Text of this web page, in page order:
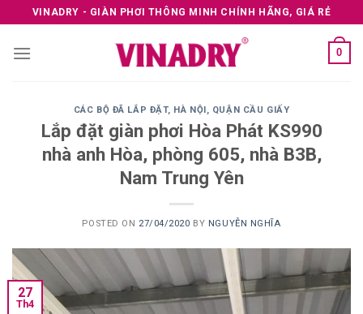
to
content
VINADRY - GIÀN PHƠI THÔNG MINH CHÍNH HÃNG, GIÁ RẺ
0
CÁC BỘ ĐÃ LẮP ĐẶT, HÀ NỘI, QUẬN CẦU GIẤY
Lắp đặt giàn phơi Hòa Phát KS990
nhà anh Hòa, phòng 605, nhà B3B,
Nam Trung Yên
POSTED ON 27/04/2020 BY NGUYỄN NGHĨA
27
Th4